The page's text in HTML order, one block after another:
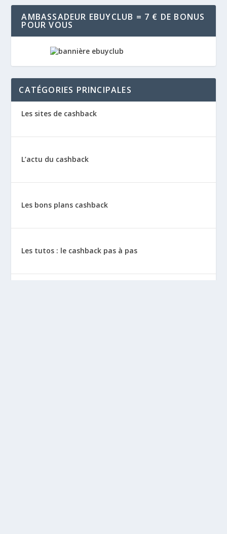
AMBASSADEUR EBUYCLUB = 7 € DE BONUS
POUR VOUS
CATÉGORIES PRINCIPALES
Les sites de cashback
L’actu du cashback
Les bons plans cashback
Les tutos : le cashback pas à pas